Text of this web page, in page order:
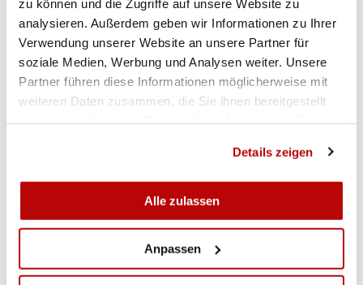
zu können und die Zugriffe auf unsere Website zu
analysieren. Außerdem geben wir Informationen zu Ihrer
Verwendung unserer Website an unsere Partner für
soziale Medien, Werbung und Analysen weiter. Unsere
Partner führen diese Informationen möglicherweise mit
weiteren Daten zusammen, die Sie ihnen bereitgestellt
Details zeigen
Alle zulassen
Anpassen
Alle Resultate unterwww.msvw.ch/D/index.php